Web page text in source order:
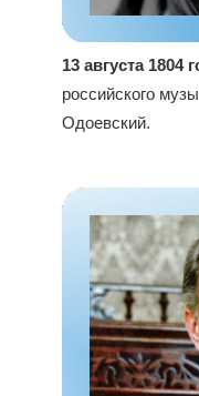
13 августа 1804
российского
Одоевский.